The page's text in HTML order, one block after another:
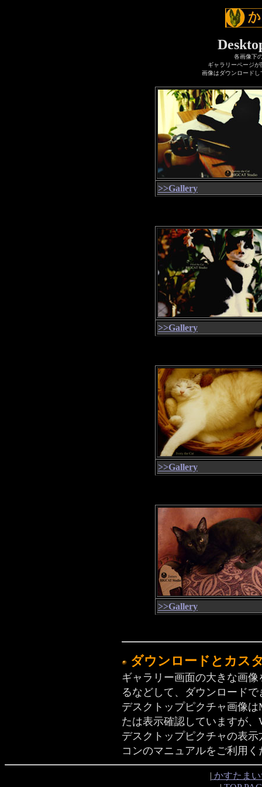
各画像下
ギャラリーページ
画像はダウンロード
>>Gallery
>>Gallery
>>Gallery
>>Gallery
ダウンロードとカス
ギャラリー画面の大きな画
るなどして、ダウンロードで
デスクトップピクチャ画像は
たは表示確認していますが
デスクトップピクチャの表
コンのマニュアルをご利用く
| かすたま